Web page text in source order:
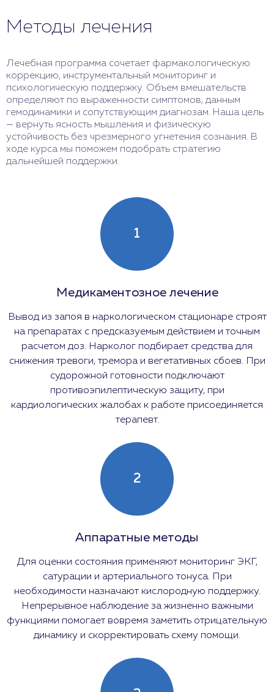
Методы лечения
Лечебная программа сочетает фармакологическую
коррекцию, инструментальный мониторинг и
психологическую поддержку. Объем вмешательств
определяют по выраженности симптомов, данным
гемодинамики и сопутствующим диагнозам. Наша цель
— вернуть ясность мышления и физическую
устойчивость без чрезмерного угнетения сознания. В
ходе курса мы поможем подобрать стратегию
дальнейшей поддержки.
1
Медикаментозное лечение
Вывод из запоя в наркологическом стационаре строят
на препаратах с предсказуемым действием и точным
расчетом доз. Нарколог подбирает средства для
снижения тревоги, тремора и вегетативных сбоев. При
судорожной готовности подключают
противоэпилептическую защиту, при
кардиологических жалобах к работе присоединяется
терапевт.
2
Аппаратные методы
Для оценки состояния применяют мониторинг ЭКГ,
сатурации и артериального тонуса. При
необходимости назначают кислородную поддержку.
Непрерывное наблюдение за жизненно важными
функциями помогает вовремя заметить отрицательную
динамику и скорректировать схему помощи.